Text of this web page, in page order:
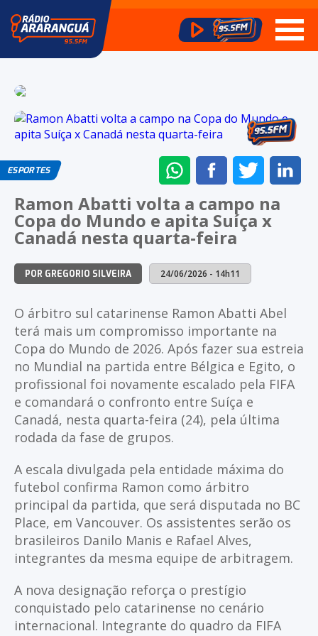
ESPORTES
ENVIAR
NO
WHATSAPP
COMPARTILHAR
NO
FACEBOOK
NO
TWITTER
Ramon Abatti volta a campo na
Copa do Mundo e apita Suíça x
Canadá nesta quarta-feira
POR GREGORIO SILVEIRA 24/06/2026 - 14h11
O árbitro sul catarinense Ramon Abatti Abel
terá mais um compromisso importante na
Copa do Mundo de 2026. Após fazer sua estreia
no Mundial na partida entre Bélgica e Egito, o
profissional foi novamente escalado pela FIFA
e comandará o confronto entre Suíça e
Canadá, nesta quarta-feira (24), pela última
rodada da fase de grupos.
A escala divulgada pela entidade máxima do
futebol confirma Ramon como árbitro
principal da partida, que será disputada no BC
Place, em Vancouver. Os assistentes serão os
brasileiros Danilo Manis e Rafael Alves,
integrantes da mesma equipe de arbitragem.
A nova designação reforça o prestígio
conquistado pelo catarinense no cenário
internacional. Integrante do quadro da FIFA